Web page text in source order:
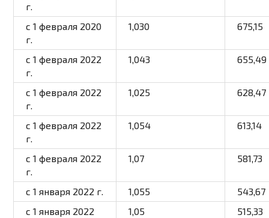
г.
с 1 февраля 2020
г.
1,030 675,15
с 1 февраля 2022
г.
1,043 655,49
с 1 февраля 2022
г.
1,025 628,47
с 1 февраля 2022
г.
1,054 613,14
с 1 февраля 2022
г.
1,07 581,73
с 1 января 2022 г. 1,055
543,67
с 1 января 2022
1,05 515,33